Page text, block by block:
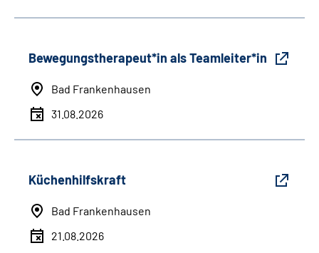
Bewegungstherapeut*in als Teamleiter*in
Bad Frankenhausen
31.08.2026
Küchenhilfskraft
Bad Frankenhausen
21.08.2026